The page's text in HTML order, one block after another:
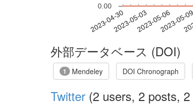
2023-04-302023-05-032023-05-062023-05-
0.00
外部データベース (DOI)
1 Mendeley DOI Chronograph
Twitter (2 users, 2 posts,